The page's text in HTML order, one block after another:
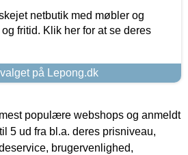
netbutik med møbler og
fritid. Klik her for at se deres
på Lepong.dk
populære webshops og anmeldt
5 ud fra bl.a. deres prisniveau,
brugervenlighed,